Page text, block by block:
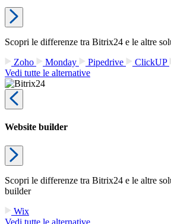
Scopri le differenze tra Bitrix24 e le altre
Zoho
Monday Pipedrive ClickUP
Vedi tutte le alternative
Website builder
Scopri le differenze tra Bitrix24 e le altre
builder
Wix
Vedi tutte le alternative